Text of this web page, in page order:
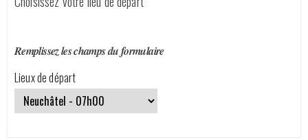
AVION
EUROPA PARK
Remplissez les champs du formulaire
Lieux de départ